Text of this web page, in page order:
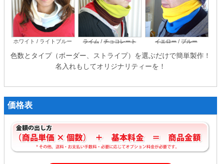
ホワイト / ライトブルー ライム/ チョコレート イエロー/ブルー
色数とタイプ（ボーダー、ストライプ）を選ぶだけで簡単製作！
名入れもしてオリジナリティーを！
価格表